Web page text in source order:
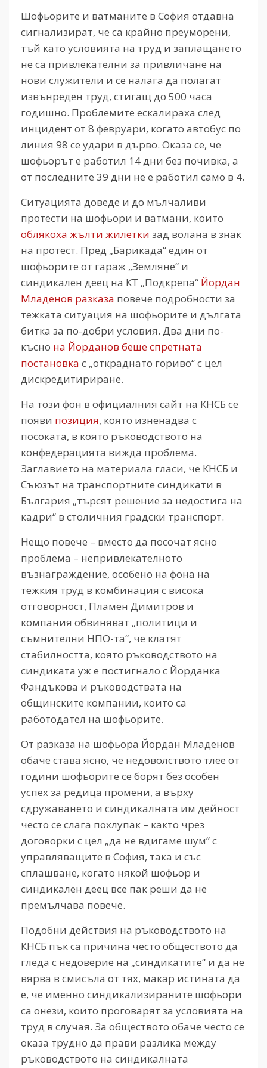
Шофьорите и ватманите в София отдавна
сигнализират, че са крайно преуморени,
тъй като условията на труд и заплащането
не са привлекателни за привличане на
нови служители и се налага да полагат
извънреден труд, стигащ до 500 часа
годишно. Проблемите ескалираха след
инцидент от 8 февруари, когато автобус по
линия 98 се удари в дърво. Оказа се, че
шофьорът е работил 14 дни без почивка, а
от последните 39 дни не е работил само в 4.
Ситуацията доведе и до мълчаливи
протести на шофьори и ватмани, които
облякоха жълти жилетки зад волана в знак
на протест. Пред „Барикада“ един от
шофьорите от гараж „Земляне“ и
синдикален деец на КТ „Подкрепа“ Йордан
Младенов разказа повече подробности за
тежката ситуация на шофьорите и дългата
битка за по-добри условия. Два дни по-
късно на Йорданов беше спретната
постановка с „откраднато гориво“ с цел
дискредитириране.
На този фон в официалния сайт на КНСБ се
появи позиция, която изненадва с
посоката, в която ръководството на
конфедерацията вижда проблема.
Заглавието на материала гласи, че КНСБ и
Съюзът на транспортните синдикати в
България „търсят решение за недостига на
кадри“ в столичния градски транспорт.
Нещо повече – вместо да посочат ясно
проблема – непривлекателното
възнаграждение, особено на фона на
тежкия труд в комбинация с висока
отговорност, Пламен Димитров и
компания обвиняват „политици и
съмнителни НПО-та“, че клатят
стабилността, която ръководството на
синдиката уж е постигнало с Йорданка
Фандъкова и ръководствата на
общинските компании, които са
работодател на шофьорите.
От разказа на шофьора Йордан Младенов
обаче става ясно, че недоволството тлее от
години шофьорите се борят без особен
успех за редица промени, а върху
сдружаването и синдикалната им дейност
често се слага похлупак – както чрез
договорки с цел „да не вдигаме шум“ с
управляващите в София, така и със
сплашване, когато някой шофьор и
синдикален деец все пак реши да не
премълчава повече.
Подобни действия на ръководството на
КНСБ пък са причина често обществото да
гледа с недоверие на „синдикатите“ и да не
вярва в смисъла от тях, макар истината да
е, че именно синдикализираните шофьори
са онези, които проговарят за условията на
труд в случая. За обществото обаче често се
оказа трудно да прави разлика между
ръководството на синдикалната